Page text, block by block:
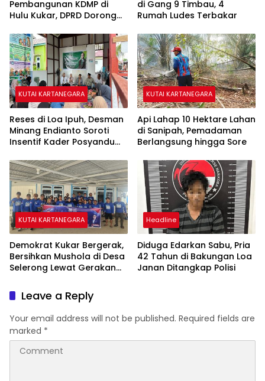
Pembangunan KDMP di
Hulu Kukar, DPRD Dorong
di Gang 9 Timbau, 4
Rumah Ludes Terbakar
KUTAI KARTANEGARA
Reses di Loa Ipuh, Desman
Minang Endianto Soroti
Insentif Kader Posyandu
KUTAI KARTANEGARA
Api Lahap 10 Hektare Lahan
di Sanipah, Pemadaman
Berlangsung hingga Sore
KUTAI KARTANEGARA
Demokrat Kukar Bergerak,
Bersihkan Mushola di Desa
Selerong Lewat Gerakan
Headline
Diduga Edarkan Sabu, Pria
42 Tahun di Bakungan Loa
Janan Ditangkap Polisi
Leave a Reply
Your email address will not be published. Required fields are
marked *